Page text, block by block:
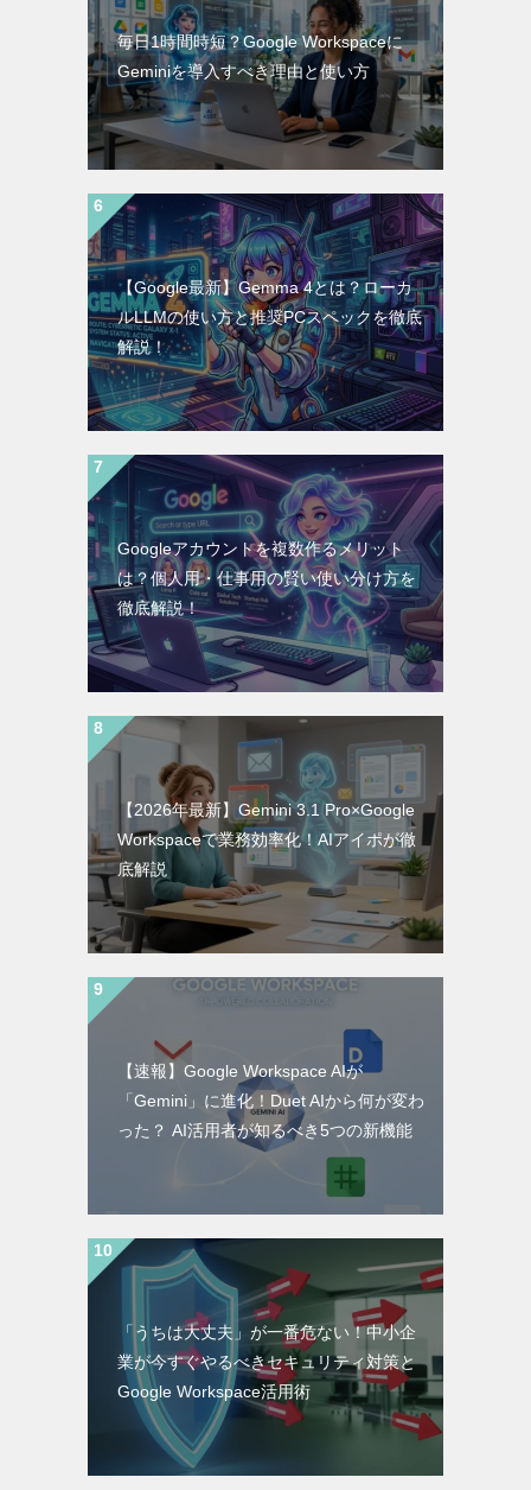
毎日1時間時短？Google Workspaceに
Geminiを導入すべき理由と使い方
【Google最新】Gemma 4とは？ローカ
ルLLMの使い方と推奨PCスペックを徹底
解説！
Googleアカウントを複数作るメリット
は？個人用・仕事用の賢い使い分け方を
徹底解説！
【2026年最新】Gemini 3.1 Pro×Google
Workspaceで業務効率化！AIアイポが徹
底解説
【速報】Google Workspace AIが
「Gemini」に進化！Duet AIから何が変わ
った？ AI活用者が知るべき5つの新機能
「うちは大丈夫」が一番危ない！中小企
業が今すぐやるべきセキュリティ対策と
Google Workspace活用術